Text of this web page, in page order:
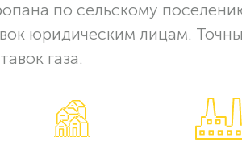
по сельскому
юридическим лицам.
газа.